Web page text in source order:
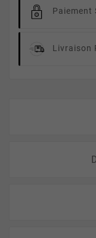
Paiement
Livraison